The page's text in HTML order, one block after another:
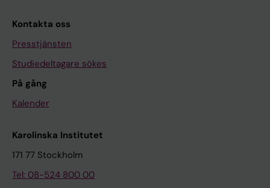
Kontakta oss
Presstjänsten
Studiedeltagare sökes
På gång
Kalender
Karolinska Institutet
171 77 Stockholm
Tel: 08-524 800 00